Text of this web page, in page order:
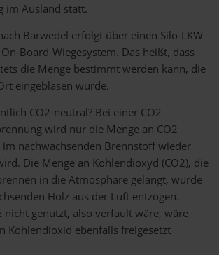
im Ausland statt.
Barwedel erfolgt über einen Silo-LKW
Board-Wiegesystem. Das heißt, dass
die Menge bestimmt werden kann, die
eingeblasen wurde.
CO2-neutral? Bei einer CO2-
wird nur die Menge an CO2
nachwachsenden Brennstoff wieder
Die Menge an Kohlendioxyd (CO2), die
in die Atmosphäre gelangt, wurde
Holz aus der Luft entzogen.
nicht genutzt, also verfault wäre, wäre
Kohlendioxid ebenfalls freigesetzt